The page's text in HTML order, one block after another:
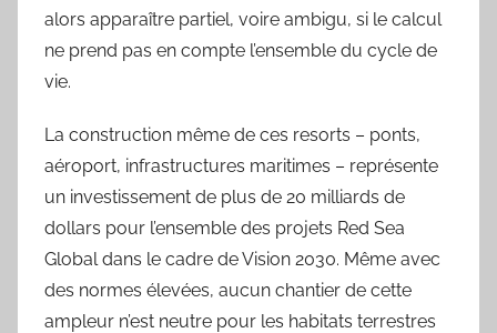
alors apparaître partiel, voire ambigu, si le calcul
ne prend pas en compte l’ensemble du cycle de
vie.
La construction même de ces resorts – ponts,
aéroport, infrastructures maritimes – représente
un investissement de plus de 20 milliards de
dollars pour l’ensemble des projets Red Sea
Global dans le cadre de Vision 2030. Même avec
des normes élevées, aucun chantier de cette
ampleur n’est neutre pour les habitats terrestres